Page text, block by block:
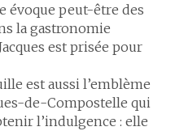
évoque peut-être des
la gastronomie
est prisée pour
est aussi l’emblème
de-Compostelle qui
l’indulgence : elle